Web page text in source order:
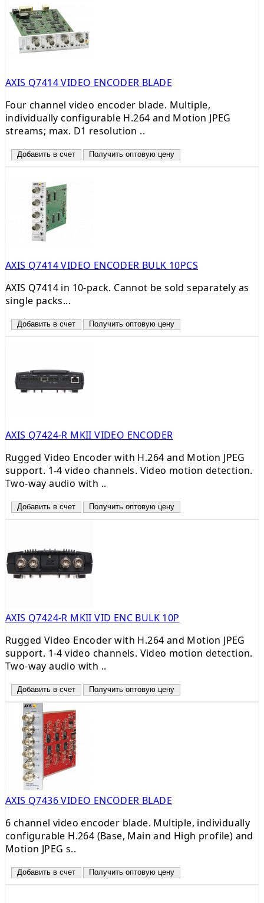
AXIS Q7414 VIDEO ENCODER BLADE
Four channel video encoder blade. Multiple,
individually configurable H.264 and Motion JPEG
streams; max. D1 resolution ..
Добавить в счет Получить оптовую цену
AXIS Q7414 VIDEO ENCODER BULK 10PCS
AXIS Q7414 in 10-pack. Cannot be sold separately as
single packs...
Добавить в счет Получить оптовую цену
AXIS Q7424-R MKII VIDEO ENCODER
Rugged Video Encoder with H.264 and Motion JPEG
support. 1-4 video channels. Video motion detection.
Two-way audio with ..
Добавить в счет Получить оптовую цену
AXIS Q7424-R MKII VID ENC BULK 10P
Rugged Video Encoder with H.264 and Motion JPEG
support. 1-4 video channels. Video motion detection.
Two-way audio with ..
Добавить в счет Получить оптовую цену
AXIS Q7436 VIDEO ENCODER BLADE
6 channel video encoder blade. Multiple, individually
configurable H.264 (Base, Main and High profile) and
Motion JPEG s..
Добавить в счет Получить оптовую цену